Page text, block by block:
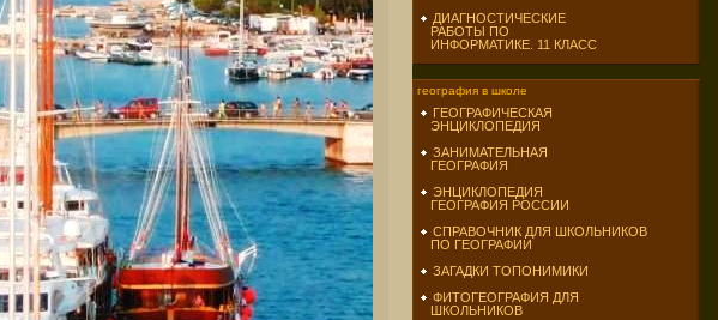
ДИАГНОСТИЧЕСКИЕ
РАБОТЫ ПО
ИНФОРМАТИКЕ. 11 КЛАСС
география в школе
ГЕОГРАФИЧЕСКАЯ
ЭНЦИКЛОПЕДИЯ
ЗАНИМАТЕЛЬНАЯ
ГЕОГРАФИЯ
ЭНЦИКЛОПЕДИЯ
ГЕОГРАФИЯ РОССИИ
СПРАВОЧНИК ДЛЯ ШКОЛЬНИКОВ
ПО ГЕОГРАФИИ
ЗАГАДКИ ТОПОНИМИКИ
ФИТОГЕОГРАФИЯ ДЛЯ
ШКОЛЬНИКОВ